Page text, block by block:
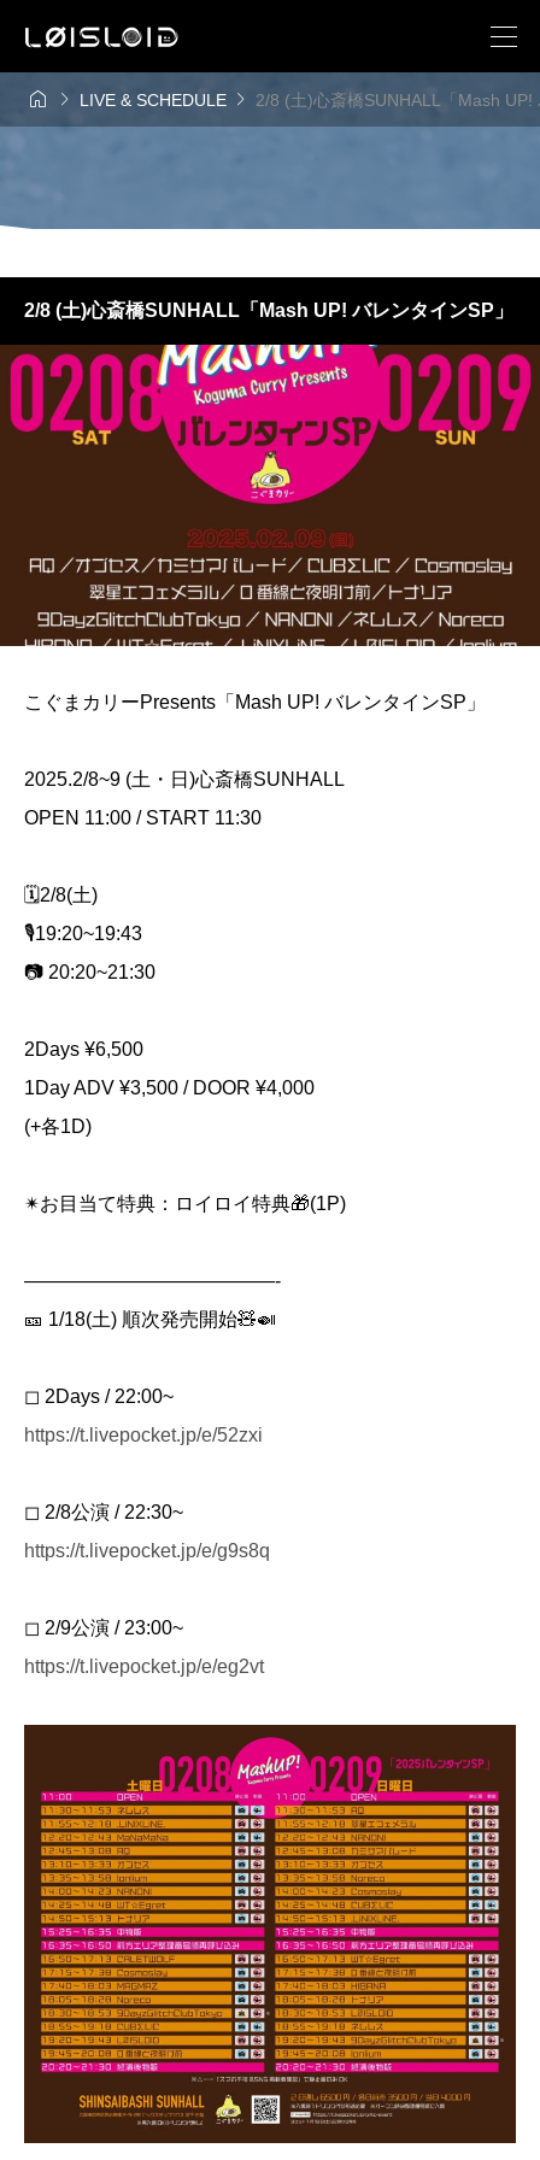
  LIVE & SCHEDULE  2/8 (土)心斎橋SUNHALL「Mash UP!
2/8 (土)心斎橋SUNHALL「Mash UP! バレンタインSP」
こぐまカリーPresents「Mash UP! バレンタインSP」
2025.2/8~9 (土・日)心斎橋SUNHALL
OPEN 11:00 / START 11:30
🗓️2/8(土)
🎙️19:20~19:43
📷 20:20~21:30
2Days ¥6,500
1Day ADV ¥3,500 / DOOR ¥4,000
(+各1D)
✴︎お目当て特典：ロイロイ特典🎁(1P)
—————————————-
🎫 1/18(土) 順次発売開始🧸🍛
◻︎ 2Days / 22:00~
https://t.livepocket.jp/e/52zxi
◻︎ 2/8公演 / 22:30~
https://t.livepocket.jp/e/g9s8q
◻︎ 2/9公演 / 23:00~
https://t.livepocket.jp/e/eg2vt